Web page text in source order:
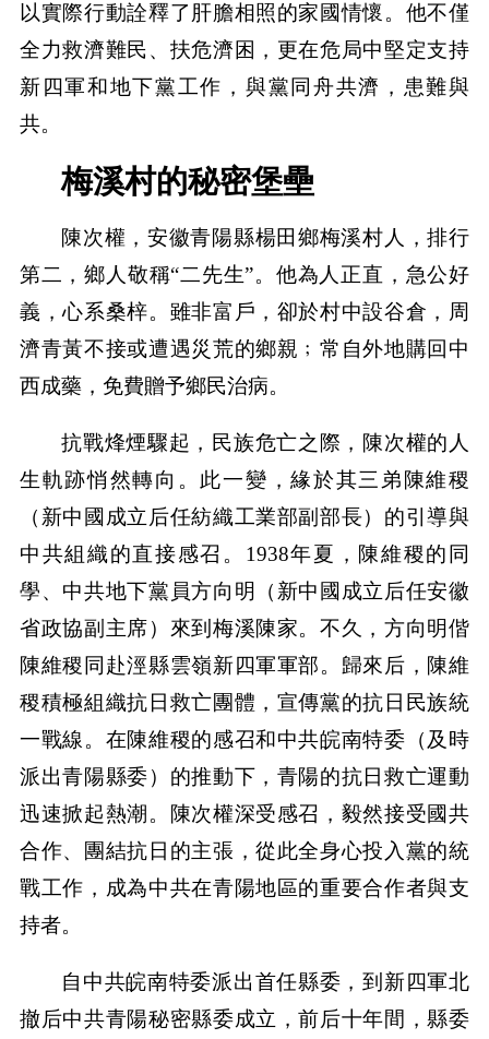
以實際行動詮釋了肝膽相照的家國情懷。他不僅
全力救濟難民、扶危濟困，更在危局中堅定支持
新四軍和地下黨工作，與黨同舟共濟，患難與
共。
梅溪村的秘密堡壘
陳次權，安徽青陽縣楊田鄉梅溪村人，排行
第二，鄉人敬稱“二先生”。他為人正直，急公好
義，心系桑梓。雖非富戶，卻於村中設谷倉，周
濟青黃不接或遭遇災荒的鄉親﹔常自外地購回中
西成藥，免費贈予鄉民治病。
抗戰烽煙驟起，民族危亡之際，陳次權的人
生軌跡悄然轉向。此一變，緣於其三弟陳維稷
（新中國成立后任紡織工業部副部長）的引導與
中共組織的直接感召。1938年夏，陳維稷的同
學、中共地下黨員方向明（新中國成立后任安徽
省政協副主席）來到梅溪陳家。不久，方向明偕
陳維稷同赴涇縣雲嶺新四軍軍部。歸來后，陳維
稷積極組織抗日救亡團體，宣傳黨的抗日民族統
一戰線。在陳維稷的感召和中共皖南特委（及時
派出青陽縣委）的推動下，青陽的抗日救亡運動
迅速掀起熱潮。陳次權深受感召，毅然接受國共
合作、團結抗日的主張，從此全身心投入黨的統
戰工作，成為中共在青陽地區的重要合作者與支
持者。
自中共皖南特委派出首任縣委，到新四軍北
撤后中共青陽秘密縣委成立，前后十年間，縣委